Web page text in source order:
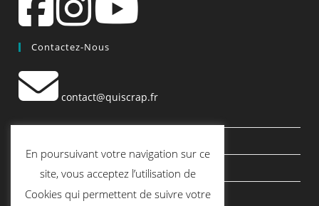
Contactez-Nous
contact@quiscrap.fr
Le Blog
Conditions générales de vente
En poursuivant votre navigation sur ce
site, vous acceptez l’utilisation de
Cookies qui permettent de suivre votre